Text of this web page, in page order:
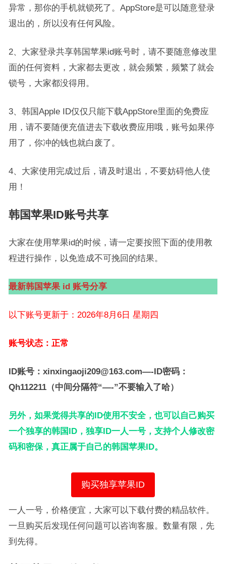
异常，那你的手机就锁死了。AppStore是可以随意登录
退出的，所以没有任何风险。
2、大家登录共享韩国苹果id账号时，请不要随意修改里
面的任何资料，大家都去更改，就会频繁，频繁了就会
锁号，大家都没得用。
3、韩国Apple ID仅仅只能下载AppStore里面的免费应
用，请不要随便充值进去下载收费应用哦，账号如果停
用了，你冲的钱也就白废了。
4、大家使用完成过后，请及时退出，不要妨碍他人使
用！
韩国苹果ID账号共享
大家在使用苹果id的时候，请一定要按照下面的使用教
程进行操作，以免造成不可挽回的结果。
最新韩国苹果 id 账号分享
以下账号更新于：2026年8月6日 星期四
账号状态：正常
ID账号：xinxingaoji209@163.com—-ID密码：
Qh112211（中间分隔符“—-”不要输入了哈）
另外，如果觉得共享的ID使用不安全，也可以自己购买
一个独享的韩国ID，独享ID一人一号，支持个人修改密
码和密保，真正属于自己的韩国苹果ID。
购买独享苹果ID
一人一号，价格便宜，大家可以下载付费的精品软件。
一旦购买后发现任何问题可以咨询客服。数量有限，先
到先得。